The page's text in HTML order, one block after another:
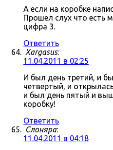
А если на коробке
Прошел слух что есть
цифра 3.
Ответить
Xargasus:
11.04.2011 в 02:25
И был день третий, и
четвертый, и
и был день пятый и
коробку!
Ответить
Слоняра:
11.04.2011 в 04:18